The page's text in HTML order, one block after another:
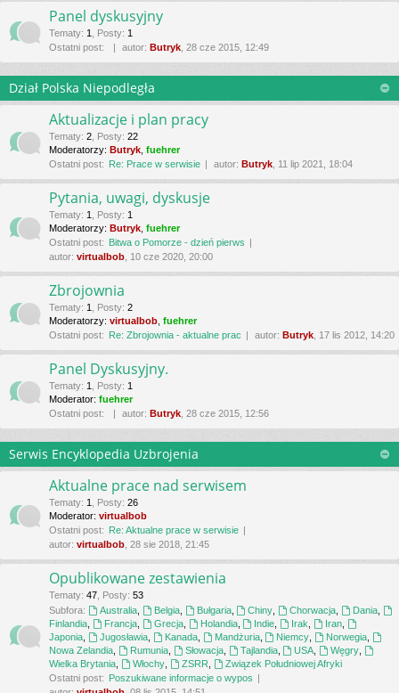
Panel dyskusyjny
Tematy: 1 Posty: 1
Ostatni post:
autor: Butryk , 28 cze 2015, 12:49
Dział Polska Niepodległa
Aktualizacje i plan pracy
Tematy: 2 Posty: 22
Moderatorzy: Butryk fuehrer
Ostatni post: Re: Prace w serwisie autor: Butryk , 11 lip 2021, 18:04
Pytania, uwagi, dyskusje
Tematy: 1 Posty: 1
Moderatorzy: Butryk fuehrer
Ostatni post: Bitwa o Pomorze - dzień pierws
autor: virtualbob , 10 cze 2020, 20:00
Zbrojownia
Tematy: 1 Posty: 2
Moderatorzy: virtualbob fuehrer
Ostatni post: Re: Zbrojownia - aktualne prac autor: Butryk , 17 lis 2012, 14:20
Panel Dyskusyjny.
Tematy: 1 Posty: 1
Moderator: fuehrer
Ostatni post:
autor: Butryk , 28 cze 2015, 12:56
Serwis Encyklopedia Uzbrojenia
Aktualne prace nad serwisem
Tematy: 1 Posty: 26
Moderator: virtualbob
Ostatni post: Re: Aktualne prace w serwisie
autor: virtualbob , 28 sie 2018, 21:45
Opublikowane zestawienia
Tematy: 47 Posty: 53
Subfora:
Australia, Belgia, Bułgaria, Chiny Chorwacja Dania
Finlandia
Francja, Grecja, Holandia, Indie Irak Iran
Japonia
Jugosławia, Kanada, Mandżuria, Niemcy Norwegia
Nowa Zelandia
Rumunia, Słowacja, Tajlandia, USA Węgry
Wielka Brytania
Włochy, ZSRR
Związek Południowej Afryki
Ostatni post: Poszukiwane informacje o wypos